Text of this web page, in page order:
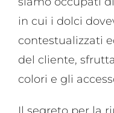
in cui i dolci
contestualizzati
del cliente,
colori e gli